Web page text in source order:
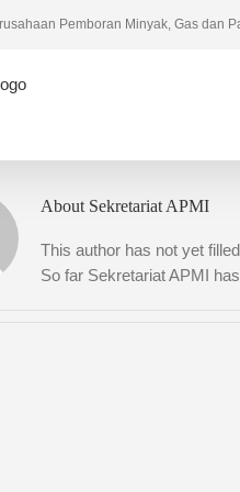
Pemboran Minyak, Gas dan
About Sekretariat APMI
This author has not yet
So far Sekretariat APMI